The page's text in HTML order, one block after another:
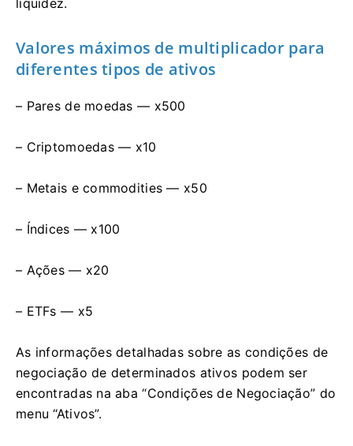
Valores máximos de multiplicador para
diferentes tipos de ativos
– Pares de moedas — x500
– Criptomoedas — x10
– Metais e commodities — x50
– Índices — x100
– Ações — x20
– ETFs — x5
As informações detalhadas sobre as condições de
negociação de determinados ativos podem ser
encontradas na aba “Condições de Negociação” do
menu “Ativos”.